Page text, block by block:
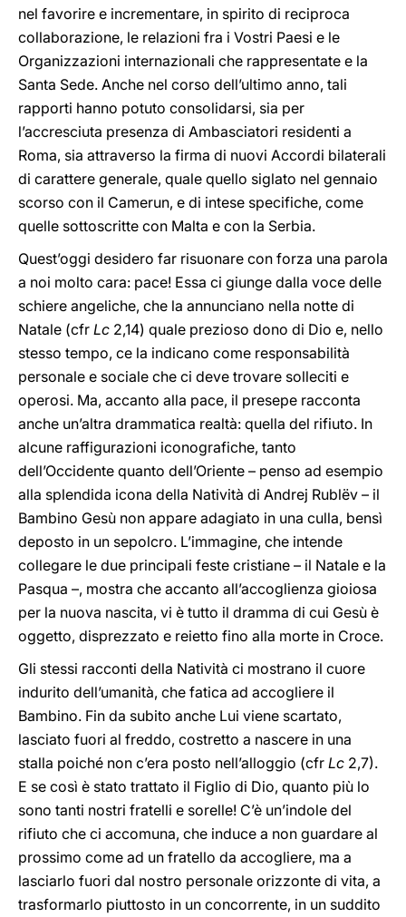
nel favorire e incrementare, in spirito di reciproca
collaborazione, le relazioni fra i Vostri Paesi e le
Organizzazioni internazionali che rappresentate e la
Santa Sede. Anche nel corso dell’ultimo anno, tali
rapporti hanno potuto consolidarsi, sia per
l’accresciuta presenza di Ambasciatori residenti a
Roma, sia attraverso la firma di nuovi Accordi bilaterali
di carattere generale, quale quello siglato nel gennaio
scorso con il Camerun, e di intese specifiche, come
quelle sottoscritte con Malta e con la Serbia.
Quest’oggi desidero far risuonare con forza una parola
a noi molto cara: pace! Essa ci giunge dalla voce delle
schiere angeliche, che la annunciano nella notte di
Natale (cfr Lc 2,14) quale prezioso dono di Dio e, nello
stesso tempo, ce la indicano come responsabilità
personale e sociale che ci deve trovare solleciti e
operosi. Ma, accanto alla pace, il presepe racconta
anche un’altra drammatica realtà: quella del rifiuto. In
alcune raffigurazioni iconografiche, tanto
dell’Occidente quanto dell’Oriente – penso ad esempio
alla splendida icona della Natività di Andrej Rublëv – il
Bambino Gesù non appare adagiato in una culla, bensì
deposto in un sepolcro. L’immagine, che intende
collegare le due principali feste cristiane – il Natale e la
Pasqua –, mostra che accanto all’accoglienza gioiosa
per la nuova nascita, vi è tutto il dramma di cui Gesù è
oggetto, disprezzato e reietto fino alla morte in Croce.
Gli stessi racconti della Natività ci mostrano il cuore
indurito dell’umanità, che fatica ad accogliere il
Bambino. Fin da subito anche Lui viene scartato,
lasciato fuori al freddo, costretto a nascere in una
stalla poiché non c’era posto nell’alloggio (cfr Lc 2,7).
E se così è stato trattato il Figlio di Dio, quanto più lo
sono tanti nostri fratelli e sorelle! C’è un’indole del
rifiuto che ci accomuna, che induce a non guardare al
prossimo come ad un fratello da accogliere, ma a
lasciarlo fuori dal nostro personale orizzonte di vita, a
trasformarlo piuttosto in un concorrente, in un suddito